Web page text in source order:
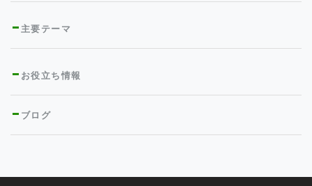
主要テーマ
お役立ち情報
ブログ